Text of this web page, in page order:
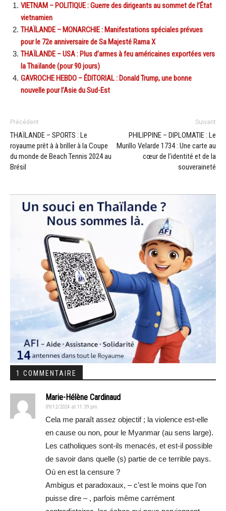
VIETNAM – POLITIQUE : Guerre des dirigeants au sommet de l’État
vietnamien
THAÏLANDE – MONARCHIE : Manifestations spéciales prévues
pour le 72e anniversaire de Sa Majesté Rama X
THAÏLANDE – USA : Plus d’armes à feu américaines exportées vers
la Thaïlande (pour 90 jours)
GAVROCHE HEBDO – ÉDITORIAL : Donald Trump, une bonne
nouvelle pour l’Asie du Sud-Est
Précédent
THAÏLANDE – SPORTS : Le
royaume prêt à à briller à la Coupe
du monde de Beach Tennis 2024 au
Brésil
Suivant
PHILIPPINE – DIPLOMATIE : Le
Murillo Velarde 1734 : Une carte au
cœur de l’identité et de la
souveraineté
1 COMMENTAIRE
Marie-Hélène Cardinaud
09/12/2024 at 11:39 pm
Cela me paraît assez objectif ; la violence est-elle
en cause ou non, pour le Myanmar (au sens large).
Les catholiques sont-ils menacés, et est-il possible
de savoir dans quelle (s) partie de ce terrible pays.
Où en est la censure ?
Ambigus et paradoxaux, – c’est le moins que l’on
puisse dire – , parfois même carrément